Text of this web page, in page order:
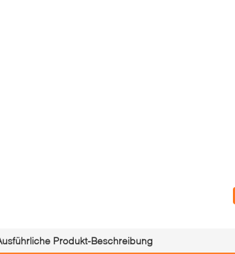
Produkt-Beschreibung